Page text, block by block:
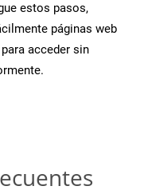
estos pasos,
páginas web
acceder sin